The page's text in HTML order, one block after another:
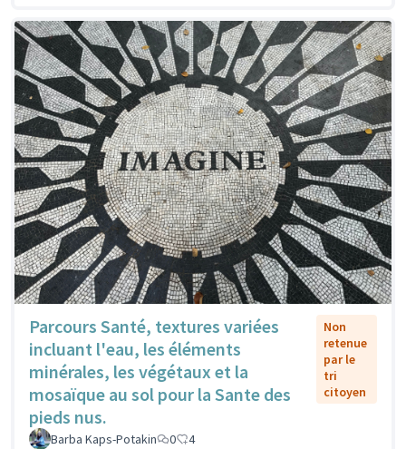
Parcours Santé, textures variées
incluant l'eau, les éléments
minérales, les végétaux et la
mosaïque au sol pour la Sante des
pieds nus.
Non
retenue
par le
tri
citoyen
Barba Kaps-Potakin 0 4